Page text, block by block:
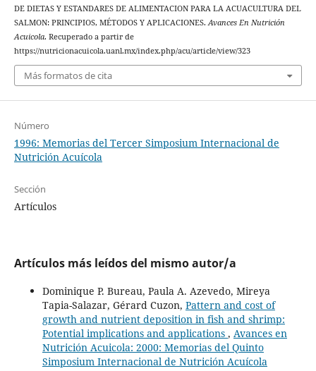
DE DIETAS Y ESTANDARES DE ALIMENTACION PARA LA ACUACULTURA DEL
SALMON: PRINCIPIOS, MÉTODOS Y APLICACIONES. Avances En Nutrición
Acuicola. Recuperado a partir de
https://nutricionacuicola.uanl.mx/index.php/acu/article/view/323
Más formatos de cita
Número
1996: Memorias del Tercer Simposium Internacional de
Nutrición Acuícola
Sección
Artículos
Artículos más leídos del mismo autor/a
Dominique P. Bureau, Paula A. Azevedo, Mireya
Tapia-Salazar, Gérard Cuzon, Pattern and cost of
growth and nutrient deposition in fish and shrimp:
Potential implications and applications , Avances en
Nutrición Acuicola: 2000: Memorias del Quinto
Simposium Internacional de Nutrición Acuícola